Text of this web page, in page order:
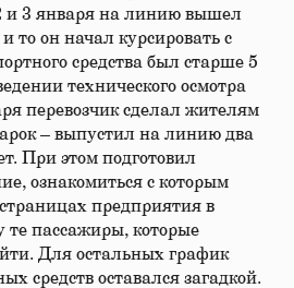
и 3 января на линию вышел
и то он начал курсировать с
средства был старше 5
технического осмотра
перевозчик сделал жителям
– выпустил на линию два
При этом подготовил
ознакомиться с которым
предприятия в
те пассажиры, которые
Для остальных график
средств оставался загадкой.